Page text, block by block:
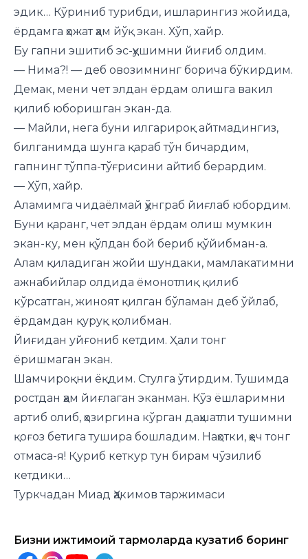
эдик… Кўриниб турибди, ишларингиз жойида,
ёрдамга ҳожат ҳам йўқ экан. Хўп, хайр.
Бу гапни эшитиб эс-ҳушимни йиғиб олдим.
— Нима?! — деб овозимнинг борича бўкирдим.
Демак, мени чет элдан ёрдам олишга вакил
қилиб юборишган экан-да.
— Майли, нега буни илгарироқ айтмадингиз,
билганимда шунга қараб тўн бичардим,
гапнинг тўппа-тўғрисини айтиб берардим.
— Хўп, хайр.
Аламимга чидаёлмай ҳўнграб йиғлаб юбордим.
Буни қаранг, чет элдан ёрдам олиш мумкин
экан-ку, мен қўлдан бой бериб қўйибман-а.
Алам қиладиган жойи шундаки, мамлакатимни
ажнабийлар олдида ёмонотлиқ қилиб
кўрсатган, жиноят қилган бўламан деб ўйлаб,
ёрдамдан қуруқ қолибман.
Йиғидан уйғониб кетдим. Ҳали тонг
ёришмаган экан.
Шамчироқни ёқдим. Стулга ўтирдим. Тушимда
ростдан ҳам йиғлаган эканман. Кўз ёшларимни
артиб олиб, ҳозиргина кўрган даҳшатли тушимни
қоғоз бетига тушира бошладим. Наҳотки, ҳеч тонг
отмаса-я! Қуриб кеткур тун бирам чўзилиб
кетдики…
Туркчадан Миад Ҳакимов таржимаси
Бизни ижтимоий тармоқларда кузатиб боринг